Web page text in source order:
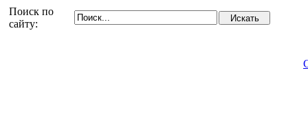
Поиск по
сайту: